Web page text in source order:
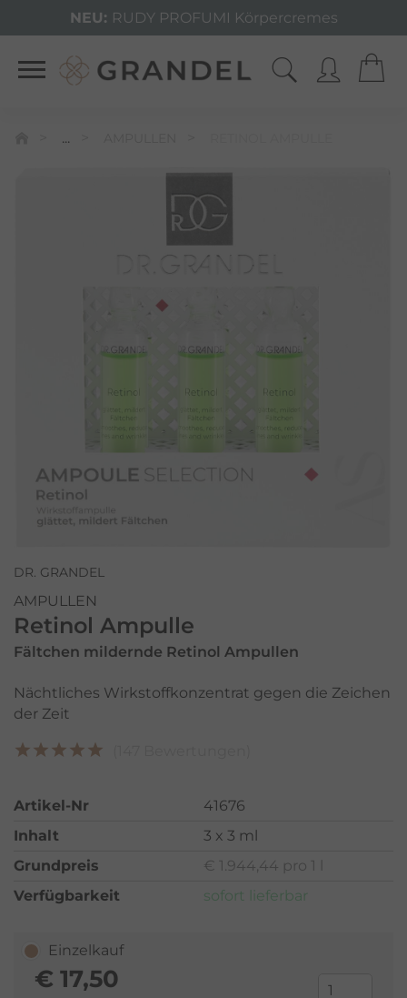
NEU: RUDY PROFUMI Körpercremes
...
DR. GRANDEL
AMPULLEN
Retinol Ampulle
Fältchen mildernde Retinol Ampullen
Nächtliches Wirkstoffkonzentrat gegen die Zeichen
der Zeit
Artikel-Nr
41676
Inhalt
3 x 3 ml
Grundpreis
€ 1.944,44 pro 1 l
Verfügbarkeit
sofort lieferbar
Einzelkauf
€ 17,50